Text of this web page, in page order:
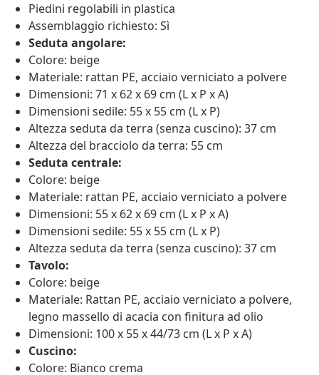
Piedini regolabili in plastica
Assemblaggio richiesto: Sì
Seduta angolare:
Colore: beige
Materiale: rattan PE, acciaio verniciato a polvere
Dimensioni: 71 x 62 x 69 cm (L x P x A)
Dimensioni sedile: 55 x 55 cm (L x P)
Altezza seduta da terra (senza cuscino): 37 cm
Altezza del bracciolo da terra: 55 cm
Seduta centrale:
Colore: beige
Materiale: rattan PE, acciaio verniciato a polvere
Dimensioni: 55 x 62 x 69 cm (L x P x A)
Dimensioni sedile: 55 x 55 cm (L x P)
Altezza seduta da terra (senza cuscino): 37 cm
Tavolo:
Colore: beige
Materiale: Rattan PE, acciaio verniciato a polvere,
legno massello di acacia con finitura ad olio
Dimensioni: 100 x 55 x 44/73 cm (L x P x A)
Cuscino:
Colore: Bianco crema